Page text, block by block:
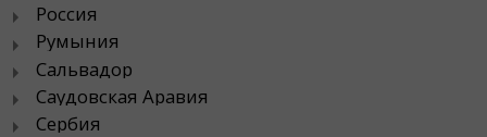
Россия
Румыния
Сальвадор
Саудовская Аравия
Сербия